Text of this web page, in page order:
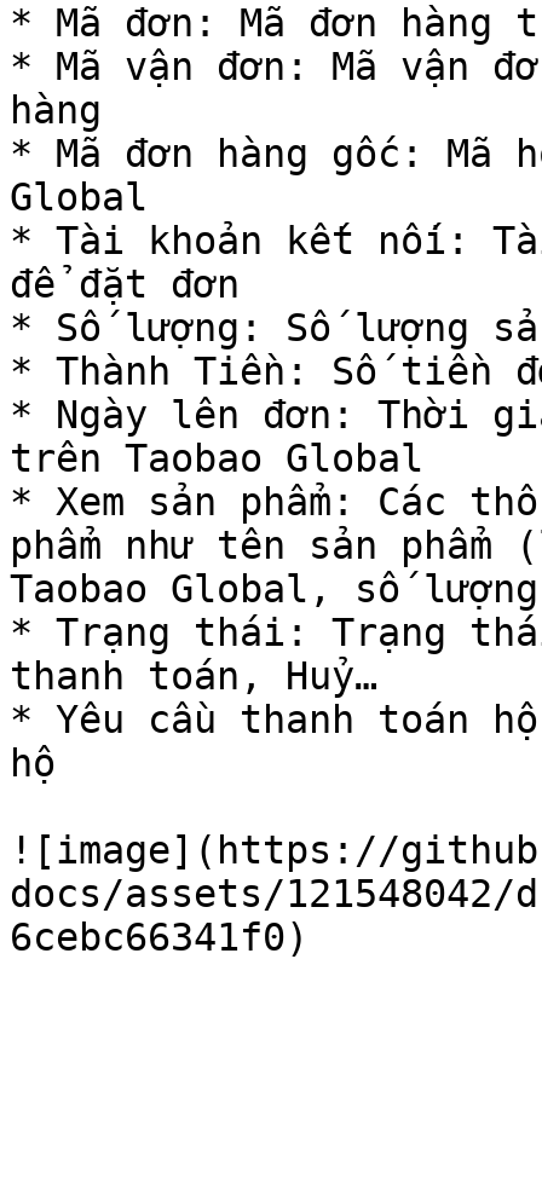
* Mã đơn: Mã đơn hàng
* Mã vận đơn: Mã vận
hàng
* Mã đơn hàng gốc: Mã
Global
* Tài khoản kết nối: Tài
để đặt đơn
* Số lượng: Số lượng
* Thành Tiền: Số tiền
* Ngày lên đơn: Thời
trên Taobao Global
* Xem sản phẩm: Các
phẩm như tên sản
Taobao Global, số
* Trạng thái: Trạng
thanh toán, Huỷ…
* Yêu cầu thanh toán
hộ
![image](https://
docs/assets/121548042/